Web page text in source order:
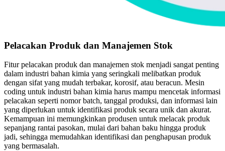
Pelacakan Produk dan Manajemen Stok
Fitur pelacakan produk dan manajemen stok menjadi sangat penting
dalam industri bahan kimia yang seringkali melibatkan produk
dengan sifat yang mudah terbakar, korosif, atau beracun. Mesin
coding untuk industri bahan kimia harus mampu mencetak informasi
pelacakan seperti nomor batch, tanggal produksi, dan informasi lain
yang diperlukan untuk identifikasi produk secara unik dan akurat.
Kemampuan ini memungkinkan produsen untuk melacak produk
sepanjang rantai pasokan, mulai dari bahan baku hingga produk
jadi, sehingga memudahkan identifikasi dan penghapusan produk
yang bermasalah.